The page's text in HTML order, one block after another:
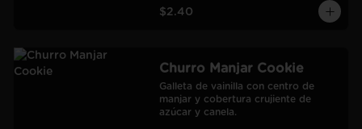
$2.40
Churro Manjar Cookie
Galleta de vainilla con centro de
manjar y cobertura crujiente de
azúcar y canela.